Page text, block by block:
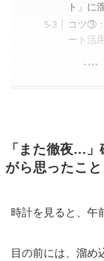
ト」に
コツ③
ート活用
「また徹夜…
がら思ったこと
時計を見ると、午
目の前には、溜め